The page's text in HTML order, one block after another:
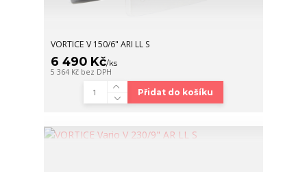
VORTICE V 150/6" ARI LL S
6 490 Kč/ks
5 364 Kč bez DPH
Přidat do košíku